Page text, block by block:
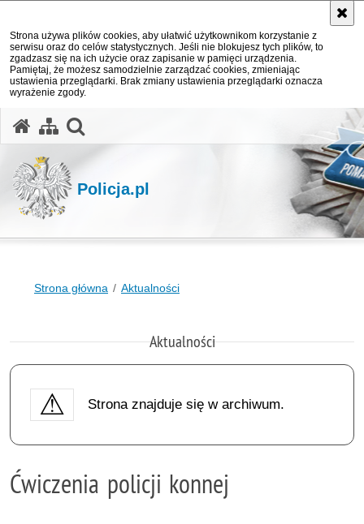
Strona używa plików cookies, aby ułatwić użytkownikom korzystanie z
serwisu oraz do celów statystycznych. Jeśli nie blokujesz tych plików, to
zgadzasz się na ich użycie oraz zapisanie w pamięci urządzenia.
Pamiętaj, że możesz samodzielnie zarządzać cookies, zmieniając
ustawienia przeglądarki. Brak zmiany ustawienia przeglądarki oznacza
wyrażenie zgody.
Policja.pl
Strona główna Aktualności
Aktualności
Strona znajduje się w archiwum.
Ćwiczenia policji konnej